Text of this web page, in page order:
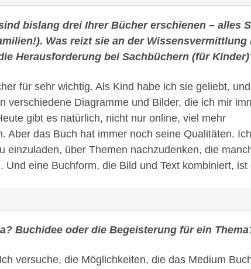
bislang drei Ihrer Bücher erschienen – alles
Was reizt sie an der Wissensvermittlung
Herausforderung bei Sachbüchern (für
für sehr wichtig. Als Kind habe ich sie geliebt,
verschiedene Diagramme und Bilder, die ich mir
gibt es natürlich, nicht nur online, viel mehr
Aber das Buch hat immer noch seine Qualitäten.
einzuladen, über Themen nachzudenken, die
Und eine Buchform, die Bild und Text kombiniert, ist
Buchidee oder die Begeisterung für ein
versuche, die Möglichkeiten, die das Medium